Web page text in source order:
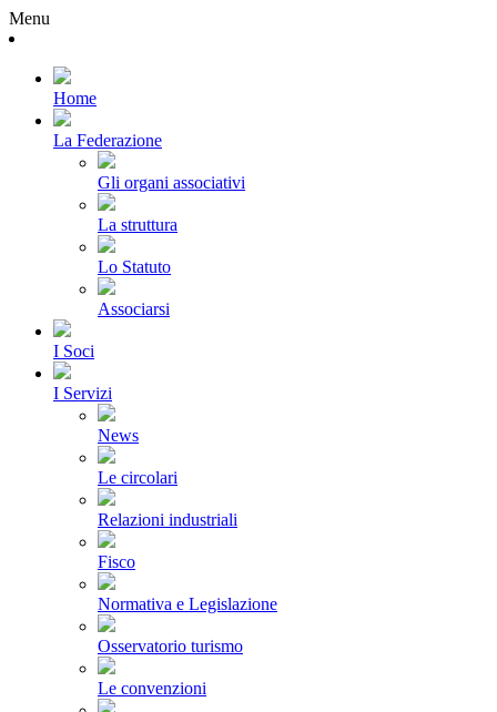
Menu
Home
La Federazione
Gli organi associativi
La struttura
Lo Statuto
Associarsi
I Soci
I Servizi
News
Le circolari
Relazioni industriali
Fisco
Normativa e Legislazione
Osservatorio turismo
Le convenzioni